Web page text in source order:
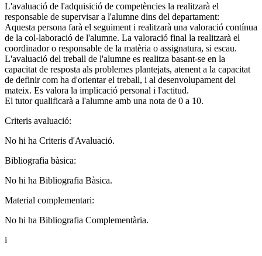
L'avaluació de l'adquisició de competències la realitzarà el
responsable de supervisar a l'alumne dins del departament:
Aquesta persona farà el seguiment i realitzarà una valoració contínua
de la col-laboració de l'alumne. La valoració final la realitzarà el
coordinador o responsable de la matèria o assignatura, si escau.
L'avaluació del treball de l'alumne es realitza basant-se en la
capacitat de resposta als problemes plantejats, atenent a la capacitat
de definir com ha d'orientar el treball, i al desenvolupament del
mateix. Es valora la implicació personal i l'actitud.
El tutor qualificarà a l'alumne amb una nota de 0 a 10.
Criteris avaluació:
No hi ha Criteris d'Avaluació.
Bibliografia bàsica:
No hi ha Bibliografia Bàsica.
Material complementari:
No hi ha Bibliografia Complementària.
i